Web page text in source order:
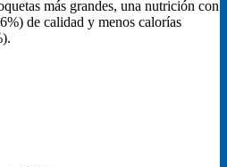
más grandes, una nutrición con
de calidad y menos calorías